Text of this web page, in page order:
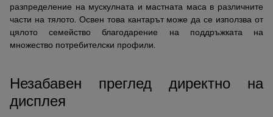
разпределение на мускулната и мастната маса в различните
части на тялото. Освен това кантарът може да се използва от
цялото семейство благодарение на поддръжката на
множество потребителски профили.
Незабавен преглед директно на
дисплея